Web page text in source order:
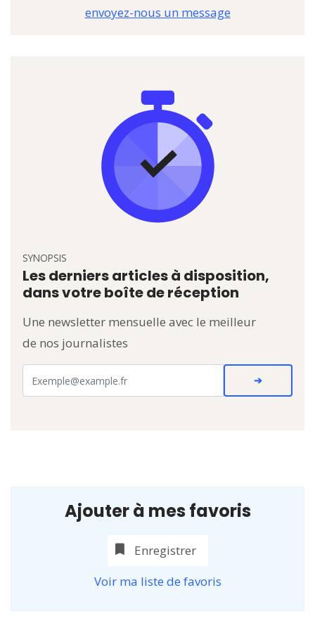
Ajouter à mes favoris
Enregistrer
Voir ma liste de favoris
envoyez-nous un message
SYNOPSIS
Les derniers articles à disposition,
dans votre boîte de réception
Une newsletter mensuelle avec le meilleur
de nos journalistes